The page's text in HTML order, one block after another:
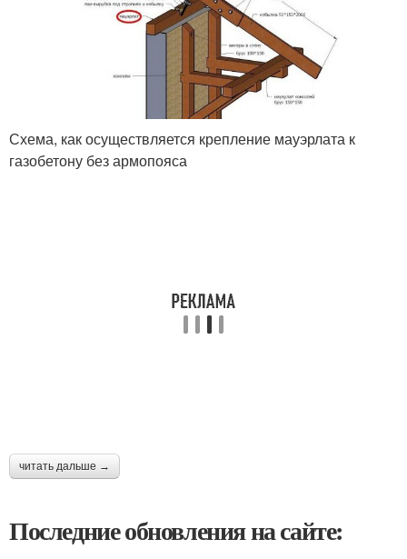
Схема, как осуществляется крепление мауэрлата к
газобетону без армопояса
читать дальше →
Последние обновления на сайте: